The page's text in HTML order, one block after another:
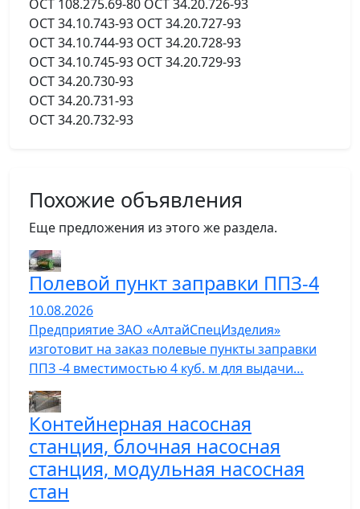
ОСТ 108.275.69-80 ОСТ 34.20.726-93
ОСТ 34.10.743-93 ОСТ 34.20.727-93
ОСТ 34.10.744-93 ОСТ 34.20.728-93
ОСТ 34.10.745-93 ОСТ 34.20.729-93
ОСТ 34.20.730-93
ОСТ 34.20.731-93
ОСТ 34.20.732-93
Похожие объявления
Еще предложения из этого же раздела.
Полевой пункт заправки ППЗ-4
10.08.2026
Предприятие ЗАО «АлтайСпецИзделия»
изготовит на заказ полевые пункты заправки
ППЗ -4 вместимостью 4 куб. м для выдачи…
Контейнерная насосная
станция, блочная насосная
станция, модульная насосная
стан